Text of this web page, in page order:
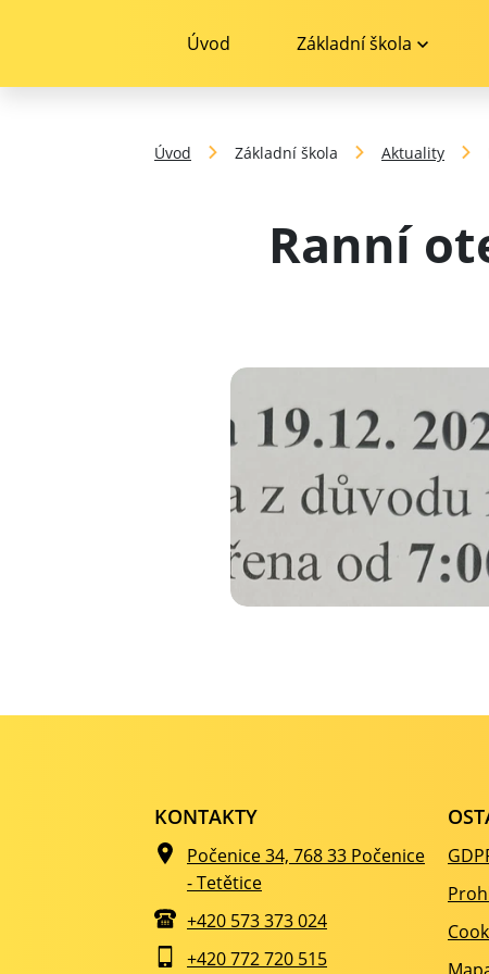
Úvod Základní škola
Úvod Základní škola Aktuality
Ranní
KONTAKTY
Počenice 34, 768 33 Počenice
- Tetětice
+420 573 373 024
+420 772 720 515